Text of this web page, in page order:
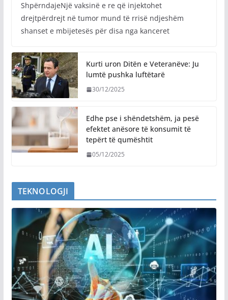
ShpërndajeNjë vaksinë e re që injektohet
drejtpërdrejt në tumor mund të rrisë ndjeshëm
shanset e mbijetesës për disa nga kanceret
Kurti uron Ditën e Veteranëve: Ju
lumtë pushka luftëtarë
30/12/2025
Edhe pse i shëndetshëm, ja pesë
efektet anësore të konsumit të
tepërt të qumështit
05/12/2025
TEKNOLOGJI